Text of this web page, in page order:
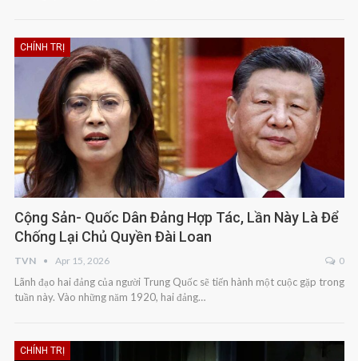
CHÍNH TRỊ
Cộng Sản- Quốc Dân Đảng Hợp Tác, Lần Này Là Để
Chống Lại Chủ Quyền Đài Loan
TVN Apr 15, 2026 0
Lãnh đạo hai đảng của người Trung Quốc sẽ tiến hành một cuộc gặp trong
tuần này. Vào những năm 1920, hai đảng…
CHÍNH TRỊ